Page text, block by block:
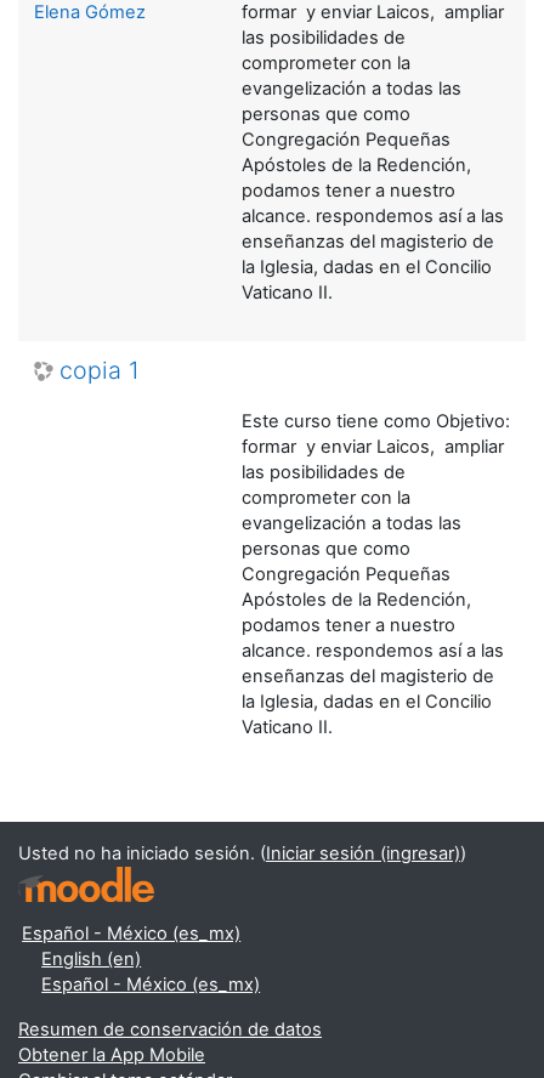
formar y enviar Laicos, ampliar
las posibilidades de
comprometer con la
evangelización a todas las
personas que como
Congregación Pequeñas
Apóstoles de la Redención,
podamos tener a nuestro
alcance. respondemos así a las
enseñanzas del magisterio de
la Iglesia, dadas en el Concilio
Vaticano II.
Elena Gómez
copia 1
Este curso tiene como Objetivo:
formar y enviar Laicos, ampliar
las posibilidades de
comprometer con la
evangelización a todas las
personas que como
Congregación Pequeñas
Apóstoles de la Redención,
podamos tener a nuestro
alcance. respondemos así a las
enseñanzas del magisterio de
la Iglesia, dadas en el Concilio
Vaticano II.
Usted no ha iniciado sesión. (Iniciar sesión (ingresar))
Español - México ‎(es_mx)‎
English ‎(en)‎
Español - México ‎(es_mx)‎
Resumen de conservación de datos
Obtener la App Mobile